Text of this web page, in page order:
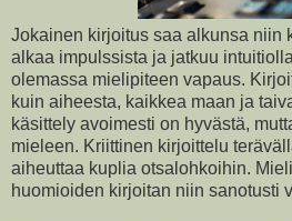
Jokainen kirjoitus saa alkunsa niin
alkaa impulssista ja jatkuu
olemassa mielipiteen vapaus.
kuin aiheesta, kaikkea maan ja
käsittely avoimesti on hyvästä,
mieleen. Kriittinen kirjoittelu
aiheuttaa kuplia otsalohkoihin.
huomioiden kirjoitan niin sanotusti